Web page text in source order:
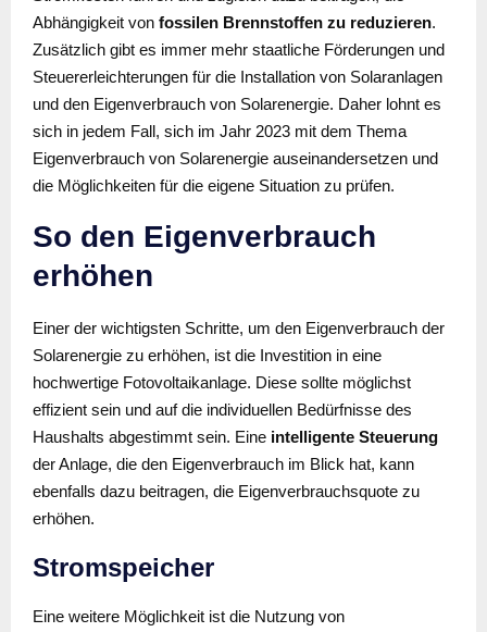
Abhängigkeit von fossilen Brennstoffen zu reduzieren.
Zusätzlich gibt es immer mehr staatliche Förderungen und
Steuererleichterungen für die Installation von Solaranlagen
und den Eigenverbrauch von Solarenergie. Daher lohnt es
sich in jedem Fall, sich im Jahr 2023 mit dem Thema
Eigenverbrauch von Solarenergie auseinandersetzen und
die Möglichkeiten für die eigene Situation zu prüfen.
So den Eigenverbrauch
erhöhen
Einer der wichtigsten Schritte, um den Eigenverbrauch der
Solarenergie zu erhöhen, ist die Investition in eine
hochwertige Fotovoltaikanlage. Diese sollte möglichst
effizient sein und auf die individuellen Bedürfnisse des
Haushalts abgestimmt sein. Eine intelligente Steuerung
der Anlage, die den Eigenverbrauch im Blick hat, kann
ebenfalls dazu beitragen, die Eigenverbrauchsquote zu
erhöhen.
Stromspeicher
Eine weitere Möglichkeit ist die Nutzung von